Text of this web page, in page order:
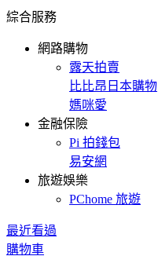
綜合服務
網路購物
露天拍賣
比比昂日本購物
媽咪愛
金融保險
Pi 拍錢包
易安網
旅遊娛樂
PChome 旅遊
最近看過
購物車